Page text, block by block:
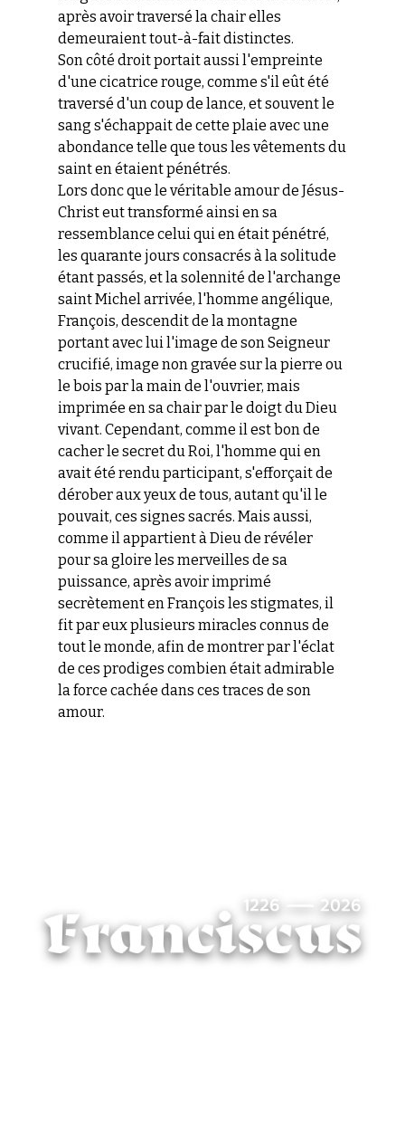
après avoir traversé la chair elles
demeuraient tout-à-fait distinctes.
Son côté droit portait aussi l'empreinte
d'une cicatrice rouge, comme s'il eût été
traversé d'un coup de lance, et souvent le
sang s'échappait de cette plaie avec une
abondance telle que tous les vêtements du
saint en étaient pénétrés.
Lors donc que le véritable amour de Jésus-
Christ eut transformé ainsi en sa
ressemblance celui qui en était pénétré,
les quarante jours consacrés à la solitude
étant passés, et la solennité de l'archange
saint Michel arrivée, l'homme angélique,
François, descendit de la montagne
portant avec lui l'image de son Seigneur
crucifié, image non gravée sur la pierre ou
le bois par la main de l'ouvrier, mais
imprimée en sa chair par le doigt du Dieu
vivant. Cependant, comme il est bon de
cacher le secret du Roi, l'homme qui en
avait été rendu participant, s'efforçait de
dérober aux yeux de tous, autant qu'il le
pouvait, ces signes sacrés. Mais aussi,
comme il appartient à Dieu de révéler
pour sa gloire les merveilles de sa
puissance, après avoir imprimé
secrètement en François les stigmates, il
fit par eux plusieurs miracles connus de
tout le monde, afin de montrer par l'éclat
de ces prodiges combien était admirable
la force cachée dans ces traces de son
amour.